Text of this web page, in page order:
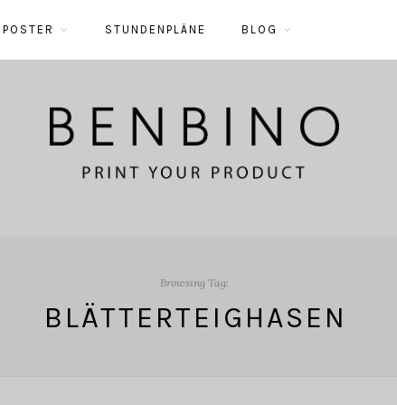
POSTER STUNDENPLÄNE BLOG
Browsing Tag:
BLÄTTERTEIGHASEN